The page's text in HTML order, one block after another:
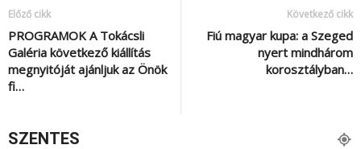
Előző cikk
PROGRAMOK A Tokácsli
Galéria következő kiállítás
megnyitóját ajánljuk az Önök
fi…
Következő cikk
Fiú magyar kupa: a Szeged
nyert mindhárom
korosztályban…
SZENTES